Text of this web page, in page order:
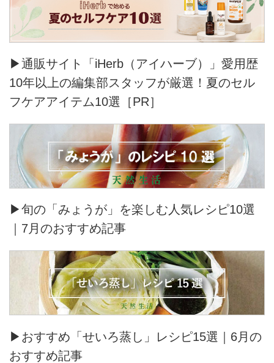
▶通販サイト「iHerb（アイハーブ）」愛用歴
10年以上の編集部スタッフが厳選！夏のセル
フケアアイテム10選［PR］
▶旬の「みょうが」を楽しむ人気レシピ10選
｜7月のおすすめ記事
▶おすすめ「せいろ蒸し」レシピ15選｜6月の
おすすめ記事